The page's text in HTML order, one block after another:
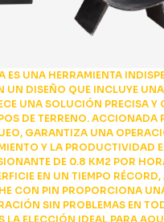
ES UNA HERRAMIENTA
UN DISEÑO QUE INCLUYE
UNA SOLUCIÓN PRECISA Y
DE TERRENO.
GARANTIZA UNA
Y LA PRODUCTIVIDAD
DE 0.8 KM2 POR
EN UN TIEMPO
CON PIN PROPORCIONA
SIN PROBLEMAS EN
LA ELECCIÓN IDEAL PARA